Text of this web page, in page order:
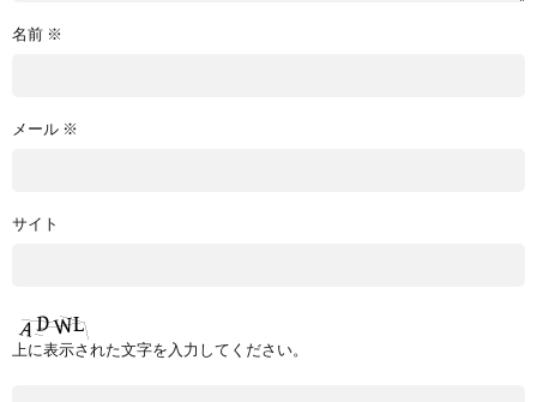
名前 ※
メール ※
サイト
上に表示された文字を入力してください。